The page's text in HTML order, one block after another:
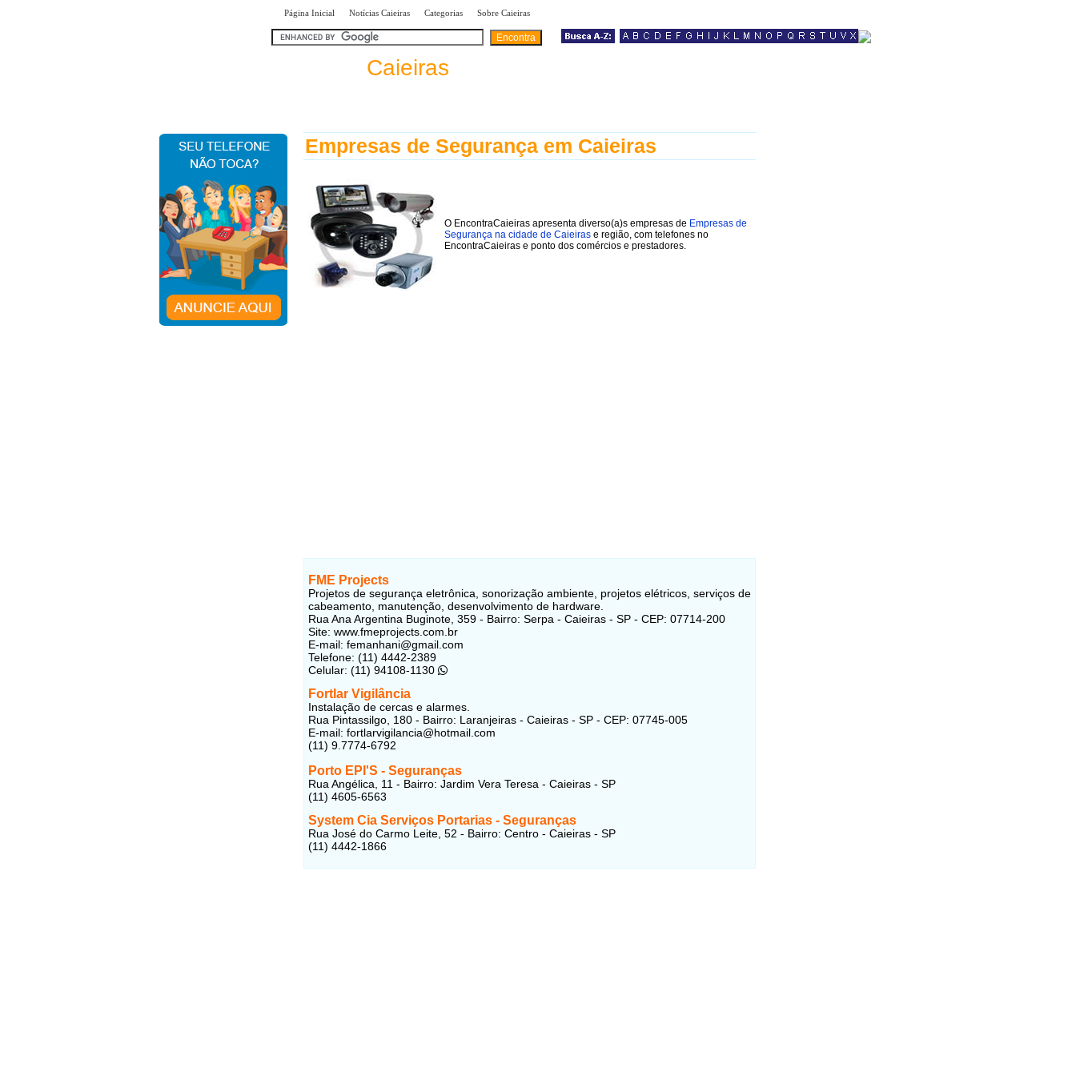
Página Inicial Notícias Caieiras Categorias Sobre Caieiras
Caieiras
Empresas de Segurança em Caieiras
O EncontraCaieiras apresenta diverso(a)s empresas de Empresas de
Segurança na cidade de Caieiras e região, com telefones no
EncontraCaieiras e ponto dos comércios e prestadores.
FME Projects
Projetos de segurança eletrônica, sonorização ambiente, projetos elétricos, serviços de
cabeamento, manutenção, desenvolvimento de hardware.
Rua Ana Argentina Buginote, 359 - Bairro: Serpa - Caieiras - SP - CEP: 07714-200
Site: www.fmeprojects.com.br
E-mail: femanhani@gmail.com
Telefone: (11) 4442-2389
Celular: (11) 94108-1130
Fortlar Vigilância
Instalação de cercas e alarmes.
Rua Pintassilgo, 180 - Bairro: Laranjeiras - Caieiras - SP - CEP: 07745-005
E-mail: fortlarvigilancia@hotmail.com
(11) 9.7774-6792
Porto EPI'S - Seguranças
Rua Angélica, 11 - Bairro: Jardim Vera Teresa - Caieiras - SP
(11) 4605-6563
System Cia Serviços Portarias - Seguranças
Rua José do Carmo Leite, 52 - Bairro: Centro - Caieiras - SP
(11) 4442-1866